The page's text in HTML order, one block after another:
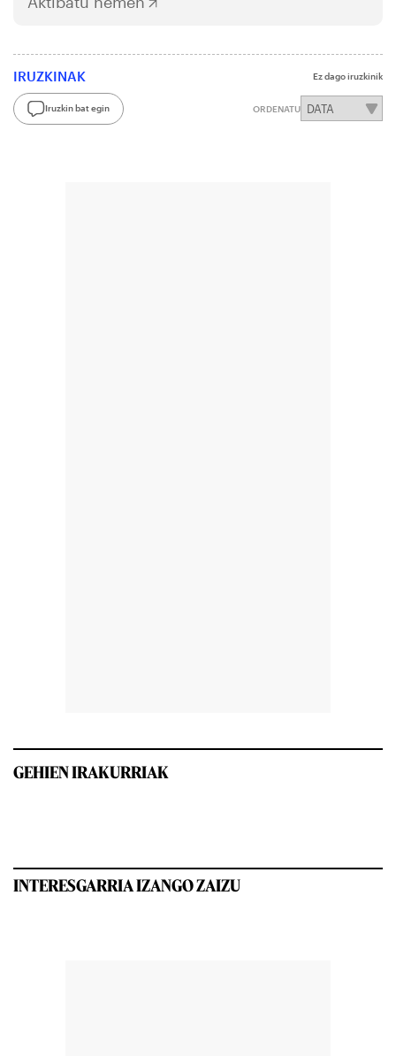
IRUZKINAK Ez dago iruzkinik
Iruzkin bat egin ORDENATU
GEHIEN IRAKURRIAK
INTERESGARRIA IZANGO ZAIZU